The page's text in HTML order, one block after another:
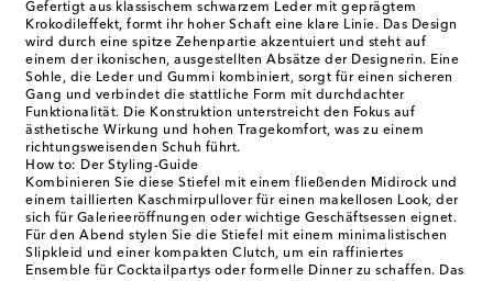
Gefertigt aus klassischem schwarzem Leder mit geprägtem
Krokodileffekt, formt ihr hoher Schaft eine klare Linie. Das Design
wird durch eine spitze Zehenpartie akzentuiert und steht auf
einem der ikonischen, ausgestellten Absätze der Designerin. Eine
Sohle, die Leder und Gummi kombiniert, sorgt für einen sicheren
Gang und verbindet die stattliche Form mit durchdachter
Funktionalität. Die Konstruktion unterstreicht den Fokus auf
ästhetische Wirkung und hohen Tragekomfort, was zu einem
richtungsweisenden Schuh führt.
How to: Der Styling-Guide
Kombinieren Sie diese Stiefel mit einem fließenden Midirock und
einem taillierten Kaschmirpullover für einen makellosen Look, der
sich für Galerieeröffnungen oder wichtige Geschäftsessen eignet.
Für den Abend stylen Sie die Stiefel mit einem minimalistischen
Slipkleid und einer kompakten Clutch, um ein raffiniertes
Ensemble für Cocktailpartys oder formelle Dinner zu schaffen. Das